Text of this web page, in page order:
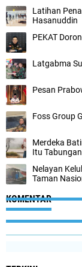
Latihan
Hasanuddin
PEKAT
Latgabma
Pesan
Foss Group
Merdeka
Itu
Nelayan
Taman
KOMENTAR